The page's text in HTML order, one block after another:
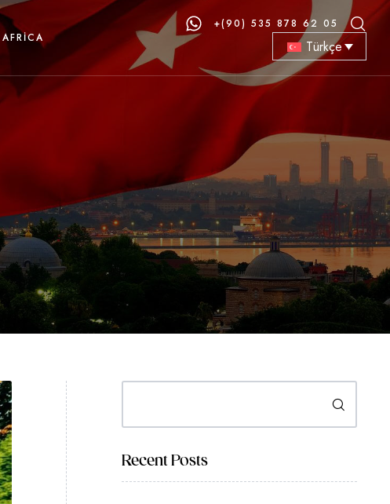
AFRICA
+(90) 535 878 62 05
Türkçe
Ara
Recent Posts